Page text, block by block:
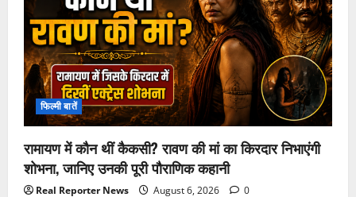
फिल्मी बातें
रामायण में कौन थीं कैकसी? रावण की मां का किरदार निभाएंगी
शोभना, जानिए उनकी पूरी पौराणिक कहानी
Real Reporter News August 6, 2026 0